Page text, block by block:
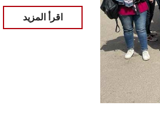
اقرأ المزيد